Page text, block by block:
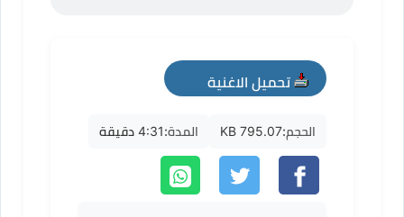
تحميل الاغنية
mp3
الحجم:795.07 KB المدة:4:31 دقيقة